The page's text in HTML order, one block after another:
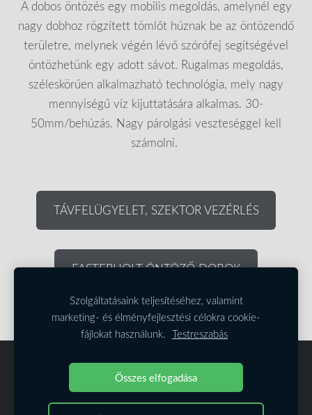
A dobos öntözés egy mobilis megoldás, amelynél egy
nagy dobhoz rögzített tömlőt húznak be az öntözendő
területre, melynek végén lévő szórófej segítségével
öntözhetünk egy adott sávot. Rugalmas megoldás,
széleskörűen alkalmazható technológia, mely nagy
mennyiségű víz kijuttatására alkalmas. 30-
50mm/behúzás. Nagy párolgási veszteséggel kell
számolni.
TÁVFELÜGYELET, SZEKTOR VEZÉRLÉS
FASTERHOLT ÖNTÖZŐ DOBOK
Cookie-fájlok
Szolgáltatásaink teljesítéséhez, valamint
marketing- és élményfejlesztési célokra cookie-
fájlokat használunk. Testreszabás
Összes elfogadása